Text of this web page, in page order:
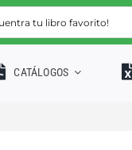
CATÁLOGOS